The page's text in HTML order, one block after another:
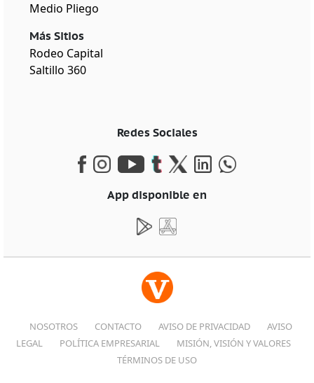
Medio Pliego
Más Sitios
Rodeo Capital
Saltillo 360
Redes Sociales
App disponible en
NOSOTROS CONTACTO AVISO DE PRIVACIDAD
AVISO
LEGAL
POLÍTICA EMPRESARIAL
MISIÓN, VISIÓN Y VALORES
TÉRMINOS DE USO